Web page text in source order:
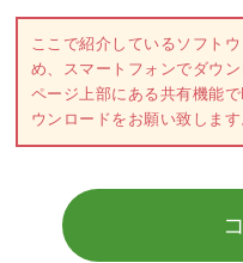
ここで紹介しているソフト
め、スマートフォンでダウ
ページ上部にある共有機能
ウンロードをお願い致します